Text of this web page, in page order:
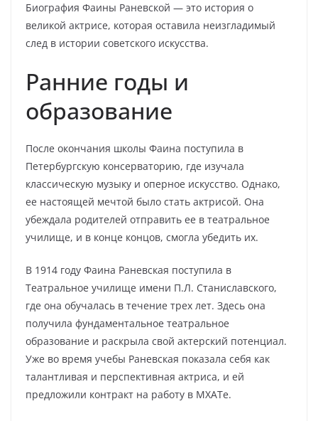
Биография Фаины Раневской — это история о
великой актрисе, которая оставила неизгладимый
след в истории советского искусства.
Ранние годы и
образование
После окончания школы Фаина поступила в
Петербургскую консерваторию, где изучала
классическую музыку и оперное искусство. Однако,
ее настоящей мечтой было стать актрисой. Она
убеждала родителей отправить ее в театральное
училище, и в конце концов, смогла убедить их.
В 1914 году Фаина Раневская поступила в
Театральное училище имени П.Л. Станиславского,
где она обучалась в течение трех лет. Здесь она
получила фундаментальное театральное
образование и раскрыла свой актерский потенциал.
Уже во время учебы Раневская показала себя как
талантливая и перспективная актриса, и ей
предложили контракт на работу в МХАТе.